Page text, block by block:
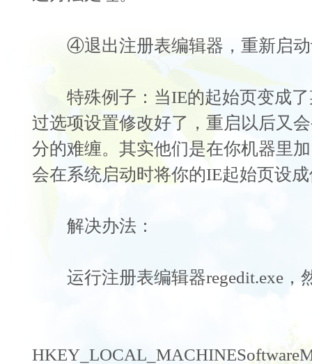
④退出注册表编辑器，重新启动
特殊例子：当IE的起始页变成了
过选项设置修改好了，重启以后又
分的难缠。其实他们是在你机器里
会在系统启动时将你的IE起始页设
解决办法：
运行注册表编辑器regedit.exe，